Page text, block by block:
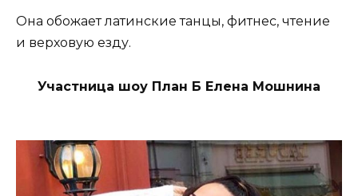
Она обожает латинские танцы, фитнес, чтение
и верховую езду.
Участница шоу План Б Елена Мошнина